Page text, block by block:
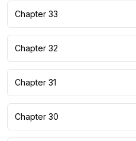
Chapter 33
Chapter 32
Chapter 31
Chapter 30